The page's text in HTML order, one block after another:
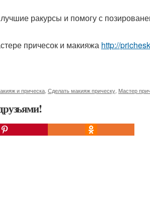
ракурсы и помогу с
причесок и макияжа http://
и прическа Сделать макияж прическу Мастер